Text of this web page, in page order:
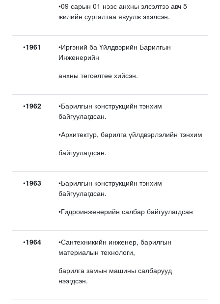
•09 сарын 01 нээс анхны элсэлтээ авч 5
жилийн сургалтаа явуулж эхэлсэн.
•1961
•Иргэний ба Үйлдвэрийн Барилгын
Инженерийн
анхны төгсөлтөө хийсэн.
•1962
•Барилгын конструкцийн тэнхим
байгуулагдсан.
•Архитектур, барилга үйлдвэрлэлийн тэнхим
байгуулагдсан.
•1963
•Барилгын конструкцийн тэнхим
байгуулагдсан.
•Гидроинженерийн салбар байгуулагдсан
•1964
•Сантехникийн инженер, барилгын
материалын технологи,
барилга замын машины салбарууд
нээгдсэн.